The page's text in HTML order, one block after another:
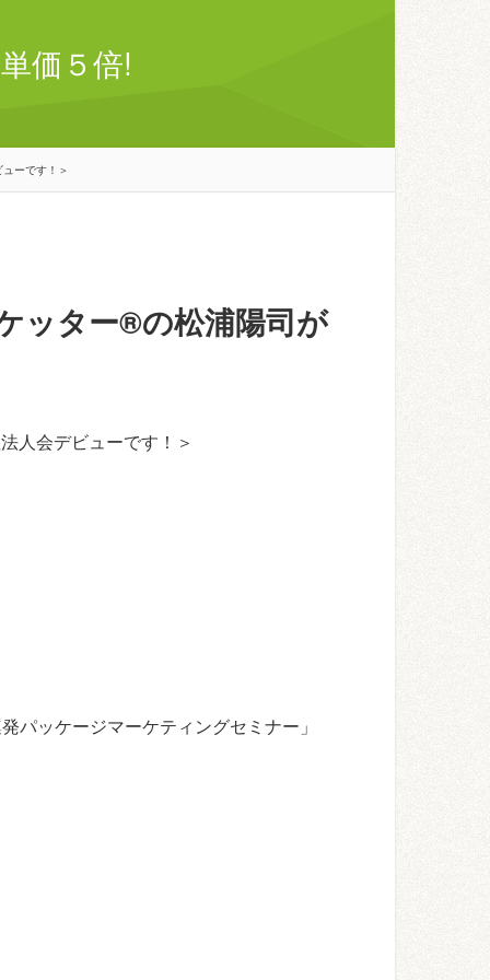
価５倍!
ーです！＞
ッター®の松浦陽司が
人会デビューです！＞
ッケージマーケティングセミナー」